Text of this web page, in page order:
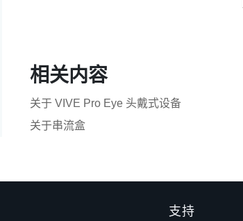
相关内容
关于 VIVE Pro Eye 头戴式设备
关于串流盒
支持